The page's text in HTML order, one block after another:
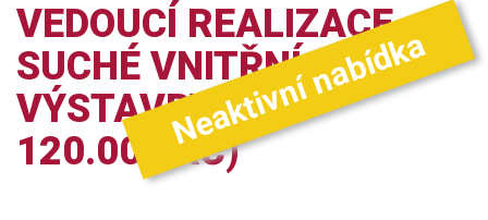
VEDOUCÍ REALIZACE
SUCHÉ VNITŘNÍ
VÝSTAVBY (80. -
120.000 KČ)Neaktivní nabídka